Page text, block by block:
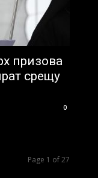
призова
срещу
0
Page 1 of 27